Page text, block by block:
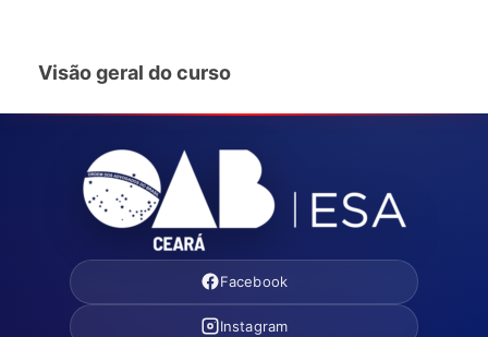
Visão geral do curso
Facebook
Instagram